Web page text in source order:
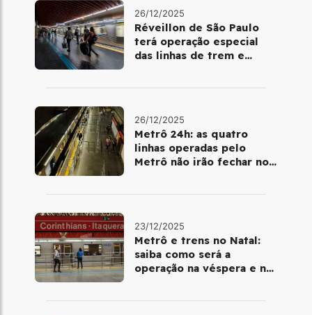
26/12/2025
Réveillon de São Paulo
terá operação especial
das linhas de trem e
26/12/2025
Metrô 24h: as quatro
linhas operadas pelo
Metrô não irão fechar no
23/12/2025
Metrô e trens no Natal:
saiba como será a
operação na véspera e no